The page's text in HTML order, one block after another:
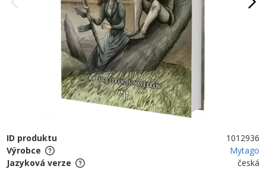
ID produktu
1012936
Výrobce
Mytago
Jazyková verze
česká